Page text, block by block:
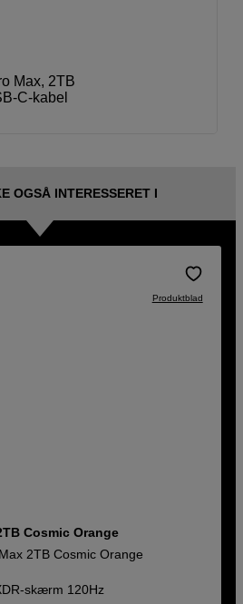
Max, 2TB
C-kabel
OGSÅ INTERESSERET I
Produktblad
Cosmic Orange
2TB Cosmic Orange
skærm 120Hz